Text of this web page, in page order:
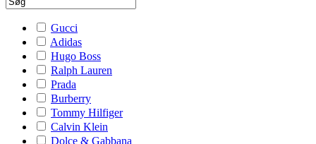
Gucci
Adidas
Hugo Boss
Ralph Lauren
Prada
Burberry
Tommy Hilfiger
Calvin Klein
Dolce & Gabbana